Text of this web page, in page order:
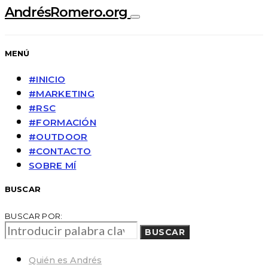
AndrésRomero.org
MENÚ
#INICIO
#MARKETING
#RSC
#FORMACIÓN
#OUTDOOR
#CONTACTO
SOBRE MÍ
BUSCAR
BUSCAR POR:
BUSCAR
Quién es Andrés